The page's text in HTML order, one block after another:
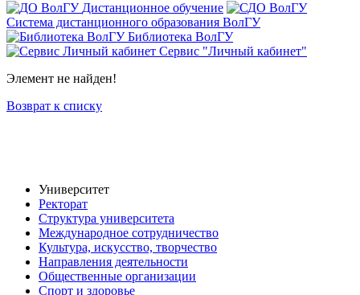
Дистанционное обучение
Система дистанционного образования ВолГУ
Библиотека ВолГУ
Сервис "Личный кабинет"
Элемент не найден!
Возврат к списку
Университет
Ректорат
Структура университета
Международное сотрудничество
Культура, искусство, творчество
Направления деятельности
Общественные организации
Спорт и здоровье